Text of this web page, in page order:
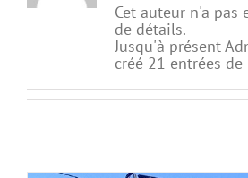
Cet auteur n'a pas
de détails.
Jusqu'à présent
créé 21 entrées de